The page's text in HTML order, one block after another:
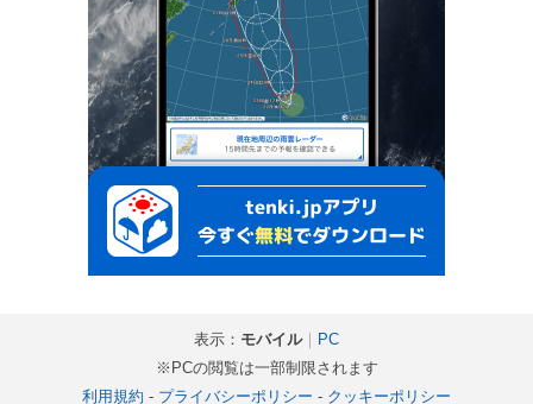
表示： モバイル｜ PC
※PCの閲覧は一部制限されます
利用規約 - プライバシーポリシー - クッキーポリシー